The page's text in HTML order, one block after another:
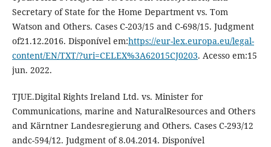
Secretary of State for the Home Department vs. Tom
Watson and Others. Cases C-203/15 and C-698/15. Judgment
of21.12.2016. Disponível em:https://eur-lex.europa.eu/legal-
content/EN/TXT/?uri=CELEX%3A62015CJ0203. Acesso em:15
jun. 2022.
TJUE.Digital Rights Ireland Ltd. vs. Minister for
Communications, marine and NaturalResources and Others
and Kärntner Landesregierung and Others. Cases C-293/12
andc-594/12. Judgment of 8.04.2014. Disponível